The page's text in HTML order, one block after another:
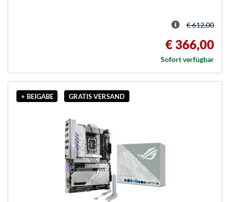
€ 612,00
€ 366,00
Sofort verfügbar
+ BEIGABE GRATIS VERSAND